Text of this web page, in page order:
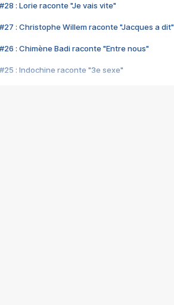
#28 : Lorie raconte "Je vais vite"
#27 : Christophe Willem raconte "Jacques a dit"
#26 : Chimène Badi raconte "Entre nous"
#25 : Indochine raconte "3e sexe"